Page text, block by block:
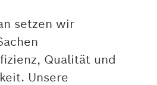
setzen wir
Qualität und
Unsere